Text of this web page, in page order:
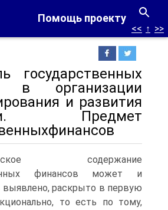
Помощь проекту
<< ↑ >>
государственных
в организации
и развития
Предмет
содержание
финансов может и
раскрыто в первую
то есть по тому,